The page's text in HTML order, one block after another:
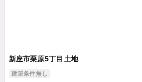
新座市栗原5丁目 土地
建築条件無し